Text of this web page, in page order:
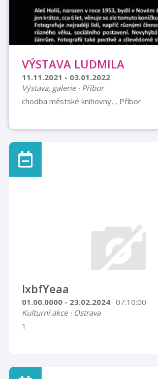
VÝSTAVA LUDMILA
11.11.2021 - 03.01.2022
Výstava, galerie · Příbor
chodba městské knihovny, , Příbor
lxbfYeaa
01.00.0000 - 23.02.2024 · 07:10:00
Kulturní akce · Ostrava
1